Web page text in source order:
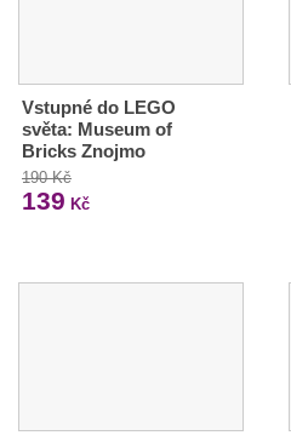
Vstupné do LEGO
světa: Museum of
Bricks Znojmo
190 Kč
139 Kč